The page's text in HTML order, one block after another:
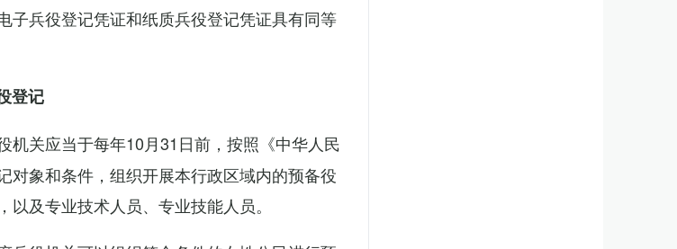
子兵役登记凭证和纸质兵役登记凭证具有同等
登记
机关应当于每年10月31日前，按照《中华人民
对象和条件，组织开展本行政区域内的预备役
及专业技术人员、专业技能人员。